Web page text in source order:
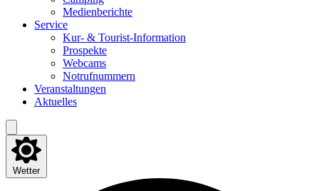
Medi­en­be­rich­te
Ser­vice
Kur- & Tourist-Information
Pro­spek­te
Web­cams
Not­ruf­num­mern
Ver­an­stal­tun­gen
Aktu­el­les
Wetter